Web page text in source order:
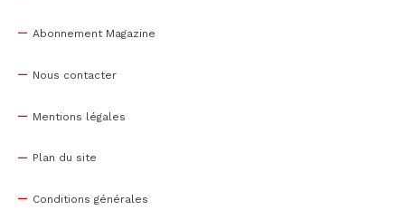
Abonnement Magazine
Nous contacter
Mentions légales
Plan du site
Conditions générales